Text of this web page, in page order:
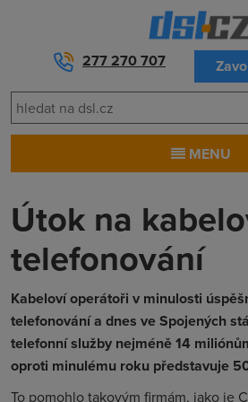
277 270 707
MENU
Útok na
telefonování
Kabeloví operátoři v minulosti
telefonování a dnes ve Spojených
telefonní služby nejméně 14
oproti minulému roku představuje
To pomohlo takovým firmám, jako je